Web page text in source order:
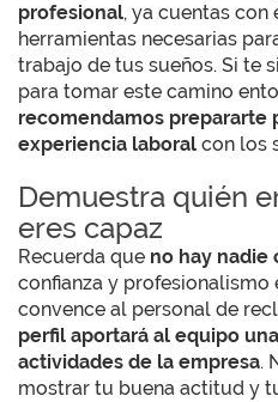
profesional, ya cuentas
herramientas necesarias
trabajo de tus sueños. Si te
para tomar este camino
recomendamos prepararte
experiencia laboral con los
Demuestra quién
eres capaz
Recuerda que no hay nadie
confianza y
convence al personal de
perfil aportará al equipo
actividades de la empresa.
mostrar tu buena actitud y